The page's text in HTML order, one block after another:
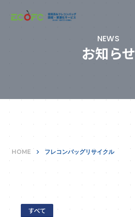
NEWS
お知らせ
HOME keyboard_arrow_right フレコンバッグリサイクル
すべて